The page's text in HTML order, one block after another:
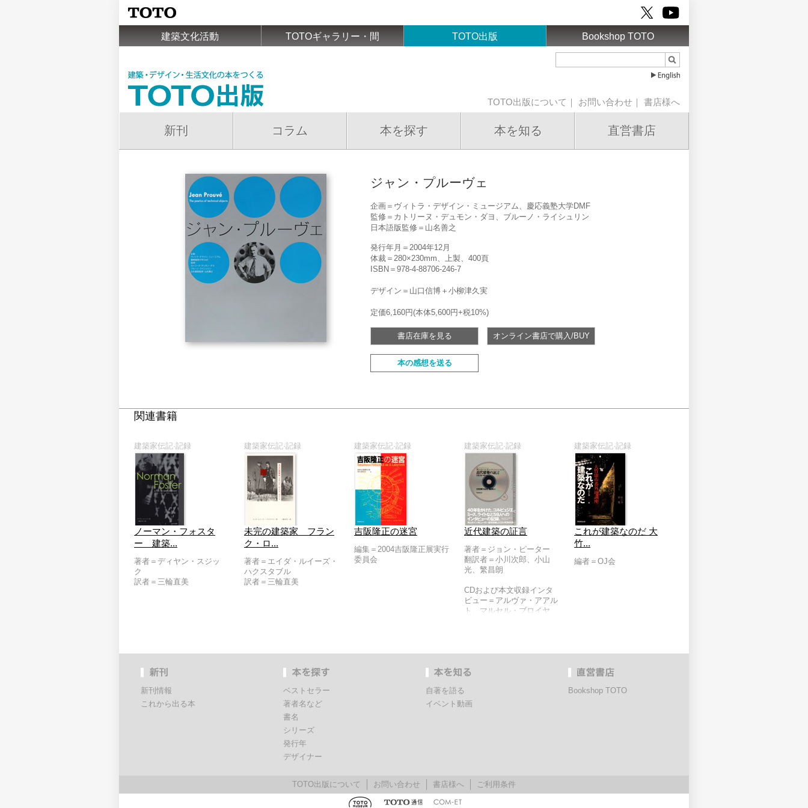
建築文化活動 TOTOギャラリー・間 TOTO出版 Bookshop TOTO
TOTO出版について お問い合わせ 書店様へ
新刊 コラム 本を探す 本を知る 直営書店
ジャン・プルーヴェ
企画＝ヴィトラ・デザイン・ミュージアム、慶応義塾大学DMF
監修＝カトリーヌ・デュモン・ダヨ、ブルーノ・ライシュリン
日本語版監修＝山名善之
発行年月＝2004年12月
体裁＝280×230mm、上製、400頁
ISBN＝978-4-88706-246-7
デザイン＝山口信博＋小柳津久実
定価6,160円(本体5,600円+税10%)
書店在庫を見る オンライン書店で購入/BUY
本の感想を送る
関連書籍
建築家伝記·記録
ノーマン・フォスタ
ー 建築...
著者＝ディヤン・スジッ
ク
訳者＝三輪直美
建築家伝記·記録
未完の建築家 フラン
ク・ロ...
著者＝エイダ・ルイーズ・
ハクスタブル
訳者＝三輪直美
建築家伝記·記録
吉阪隆正の迷宮
編集＝2004吉阪隆正展実行
委員会
建築家伝記·記録
近代建築の証言
著者＝ジョン・ピーター
翻訳者＝小川次郎、小山
光、繁昌朗
CDおよび本文収録インタ
ビュー＝アルヴァ・アアル
ト、マルセル・ブロイヤ
コルビュジエ、ルードヴィ
ル・ローエ、ピエール・ル
ニーマイヤー、J.J.P.アウ
ル・コッチ、マルク・ソー
ジェイ、マックス・ビル、
建築家伝記·記録
これが建築なのだ 大
竹...
編者＝OJ会
新刊情報
これから出る本
ベストセラー
著者名など
書名
シリーズ
発行年
デザイナー
自著を語る
イベント動画
Bookshop TOTO
TOTO出版について お問い合わせ 書店様へ ご利用条件